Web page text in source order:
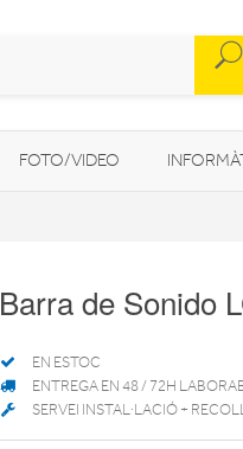
FOTO/VIDEO
Barra de Sonido
EN ESTOC
ENTREGA EN 48 / 72H
SERVEI INSTAL·LACIÓ +